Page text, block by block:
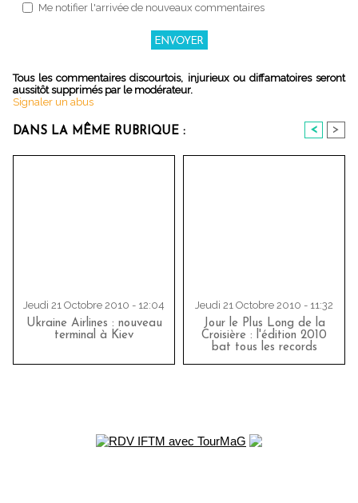
Me notifier l'arrivée de nouveaux commentaires
Tous les commentaires discourtois, injurieux ou diffamatoires seront
aussitôt supprimés par le modérateur.
Signaler un abus
DANS LA MÊME RUBRIQUE : < >
Jeudi 21 Octobre 2010 - 12:04
Ukraine Airlines : nouveau
terminal à Kiev
Jeudi 21 Octobre 2010 - 11:32
Jour le Plus Long de la
Croisière : l'édition 2010
bat tous les records